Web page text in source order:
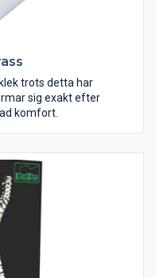
trots detta har
sig exakt efter
komfort.